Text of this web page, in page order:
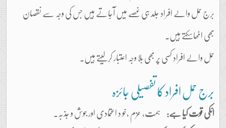
برج حمل والے افراد جلد ہی غصے میں آجاتے ہیں جس کی وجہ سے نقصان
بھی اٹھاسکتے ہیں۔
حمل والے افراد کسی پر بھی بلا وجہ اعتبار کرلیتے ہیں۔
برج حمل افراد کا تفصیلی جائزہ
انکی قوت کیا ہے: ہمت، عزم ،خو د اعتمادی اور جوش و جذبہ۔